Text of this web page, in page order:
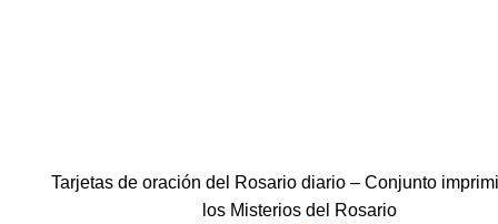
Tarjetas de oración del Rosario diario – Conjunto
los Misterios del Rosario